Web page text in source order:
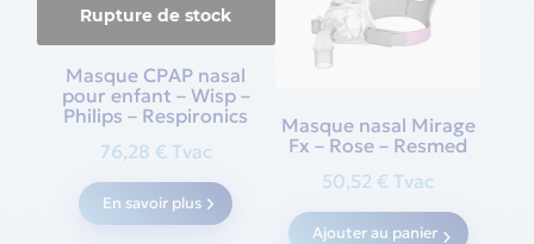
chosen
on
the
the
Rupture de stock
Masque CPAP nasal
pour enfant – Wisp –
Philips – Respironics
76,28 € Tvac
En savoir plus
Masque nasal Mirage
Fx – Rose – Resmed
50,52€ Tvac
Ajouter au panier